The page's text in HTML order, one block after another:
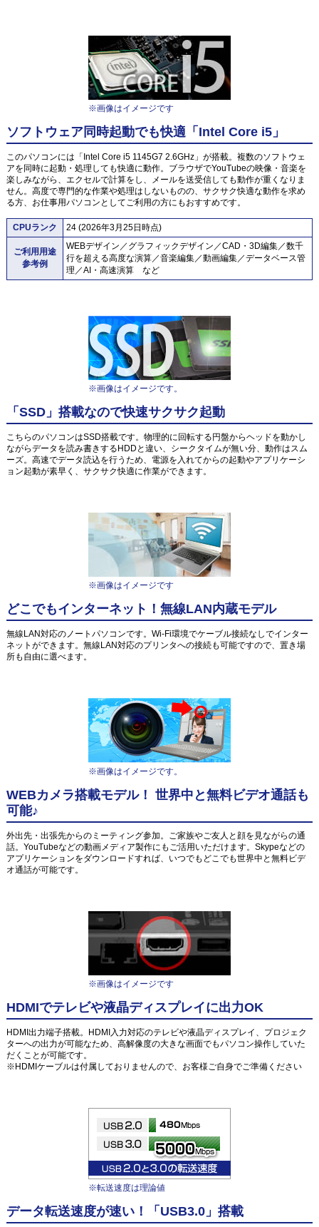
※画像はイメージです
ソフトウェア同時起動でも快適「Intel Core i5」
このパソコンには「Intel Core i5 1145G7 2.6GHz」が搭載。複数のソフトウェ
アを同時に起動・処理しても快適に動作。ブラウザでYouTubeの映像・音楽を
楽しみながら、エクセルで計算をし、メールを送受信しても動作が重くなりま
せん。高度で専門的な作業や処理はしないものの、サクサク快適な動作を求め
る方、お仕事用パソコンとしてご利用の方にもおすすめです。
CPUランク 24 (2026年3月25日時点)
ご利用用途
参考例
WEBデザイン／グラフィックデザイン／CAD・3D編集／数千
行を超える高度な演算／音楽編集／動画編集／データベース管
理／AI・高速演算 など
※画像はイメージです。
「SSD」搭載なので快速サクサク起動
こちらのパソコンはSSD搭載です。物理的に回転する円盤からヘッドを動かし
ながらデータを読み書きするHDDと違い、シークタイムが無い分、動作はスム
ーズ。高速でデータ読込を行うため、電源を入れてからの起動やアプリケーシ
ョン起動が素早く、サクサク快適に作業ができます。
※画像はイメージです
どこでもインターネット！無線LAN内蔵モデル
無線LAN対応のノートパソコンです。Wi-Fi環境でケーブル接続なしでインター
ネットができます。無線LAN対応のプリンタへの接続も可能ですので、置き場
所も自由に選べます。
※画像はイメージです。
WEBカメラ搭載モデル！ 世界中と無料ビデオ通話も
可能♪
外出先・出張先からのミーティング参加。ご家族やご友人と顔を見ながらの通
話。YouTubeなどの動画メディア製作にもご活用いただけます。Skypeなどの
アプリケーションをダウンロードすれば、いつでもどこでも世界中と無料ビデ
オ通話が可能です。
※画像はイメージです
HDMIでテレビや液晶ディスプレイに出力OK
HDMI出力端子搭載。HDMI入力対応のテレビや液晶ディスプレイ、プロジェク
ターへの出力が可能なため、高解像度の大きな画面でもパソコン操作していた
だくことが可能です。
※HDMIケーブルは付属しておりませんので、お客様ご自身でご準備ください
※転送速度は理論値
データ転送速度が速い！「USB3.0」搭載